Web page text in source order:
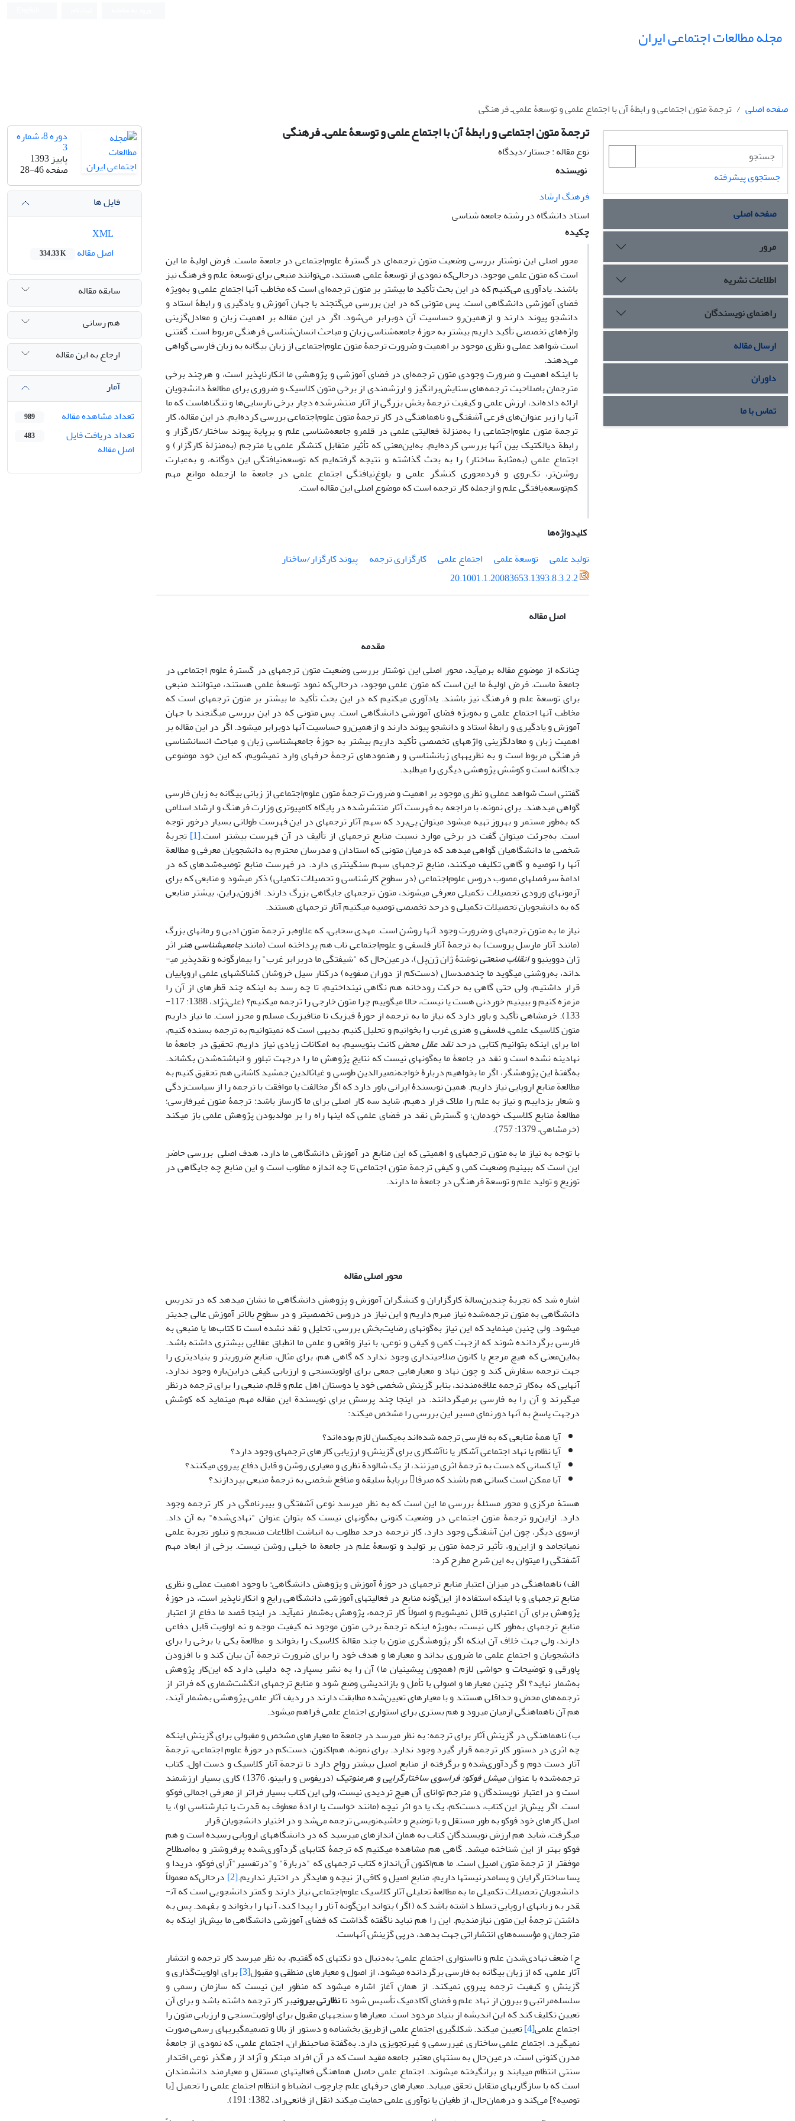
مجله مطالعات اجتماعی ایران
صفحه اصلی ترجمة متون اجتماعی و رابطۀ آن با اجتماع علمی و توسعۀ علمی‌ـ فرهنگی
ترجمة متون اجتماعی و رابطۀ آن با اجتماع علمی و توسعۀ علمی‌ـ فرهنگی
نوع مقاله : جستار/دیدگاه
نویسنده
فرهنگ ارشاد
استاد دانشگاه در رشته جامعه شناسی
چکیده
محور اصلی این نوشتار بررسی وضعیت متون ترجمه‌ای در گسترۀ علوم‌اجتماعی در جامعة ماست. فرض اولیۀ ما این
است که متون علمی موجود، در‌حالی‌که نمودی از توسعۀ علمی هستند، می‌توانند منبعی برای توسعة علم و فرهنگ نیز
باشند. یادآوری می‌کنیم که در این بحث تأکید ما بیشتر بر متون ترجمه‌ای است که مخاطب آنها اجتماع علمی و به‌ویژه
فضای آموزشی دانشگاهی است. پس متونی که در این بررسی می‌گنجند با جهان آموزش و یادگیری و رابطۀ استاد و
دانشجو پیوند دارند و ازهمین‌رو حساسیت آن دوبرابر می‌شود. اگر در این‌ مقاله بر اهمیت زبان و معادل‌گزینی
واژه‌های تخصصی تأکید داریم بیشتر به حوزۀ جامعه‌شناسی زبان و مباحث انسان‌شناسی فرهنگی مربوط است. گفتنی
است شواهد عملی و نظری موجود بر اهمیت و ضرورت ترجمۀ متون علوم‌اجتماعی از زبان بیگانه به زبان فارسی گواهی
می‌دهند.
با اینکه اهمیت و ضرورت وجودی متون ترجمه‌ای در فضای آموزشی و پژوهشی ما انکارناپذیر است، و هرچند برخی
مترجمان باصلاحیت ترجمه‌های ستایش‌برانگیز و ارزشمندی از برخی متون کلاسیک و ضروری برای مطالعۀ دانشجویان
ارائه داده‌اند، ارزش علمی و کیفیت ترجمۀ بخش بزرگی از آثار منتشرشده دچار برخی نارسایی‌ها و تنگناهاست که ما
آنها را زیر عنوان‌های فرعی آشفتگی و ناهماهنگی در کار ترجمۀ متون علوم‌اجتماعی بررسی کرده‌ایم. در این مقاله، کار
ترجمة متون علوم‌اجتماعی را به‌منزلة فعالیتی علمی در قلمرو جامعه‌شناسی علم و برپایة پیوند ساختار/کارگزار و
رابطة دیالکتیک بین آنها بررسی کرده‌ایم. به‌این‌معنی که تأثیر متقابل کنشگر علمی یا مترجم (به‌‌منزلة کارگزار) و
اجتماع علمی (به‌مثابة ساختار) را به بحث گذاشته و نتیجه گرفته‌ایم که توسعه‌نیافتگی این دوگانه، و به‌عبارت
روشن‌تر، تک‌روی و فردمحوری کنشگر علمی و بلوغ‌نیافتگی اجتماع علمی در جامعة ما ازجمله موانع مهم
کم‌توسعه‌یافتگی علم و ازجمله کار ترجمه است که موضوع اصلی این مقاله است.
کلیدواژه‌ها
تولید علمی
توسعة علمی اجتماع علمی کارگزاریِ ترجمه
پیوند کارگزار/ساختار
20.1001.1.20083653.1393.8.3.2.2
اصل مقاله
مقدمه
چنان­که از موضوع مقاله برمی­آید، محور اصلی این نوشتار بررسی وضعیت متون ترجمه­ای در گسترۀ علوم اجتماعی در
جامعة ماست. فرض اولیۀ ما این است که متون علمی موجود، درحالی‌که نمود توسعۀ علمی هستند، می­توانند منبعی
برای توسعة علم و فرهنگ نیز باشند. یادآوری می­کنیم که در این بحث تأکید ما بیشتر بر متون ترجمه­ای است که
مخاطب آنها اجتماع علمی و به‌ویژه فضای آموزشی دانشگاهی است. پس متونی که در این بررسی می­گنجند با جهان
آموزش و یادگیری و رابطۀ استاد و دانشجو پیوند دارند و ازهمین‌رو حساسیت آنها دوبرابر می­شود. اگر در این­ مقاله بر
اهمیت زبان و معادل­گزینی واژه­های تخصصی تأکید داریم بیشتر به حوزۀ جامعه­شناسی زبان و مباحث انسان­شناسی
فرهنگی مربوط است و به نظریه­های زبان­شناسی و رهنمودهای ترجمۀ حرفه­ای وارد نمی­شویم، که این خود موضوعی
جداگانه است و کوشش پژوهشی دیگری را می­طلبد.
گفتنی است شواهد عملی و نظری موجود بر اهمیت و ضرورت ترجمۀ متون علوم‌اجتماعی از زبانی بیگانه به زبان فارسی
گواهی می­دهند. برای نمونه، با مراجعه به فهرست آثار منتشرشده در پایگاه کامپیوتری وزارت فرهنگ و ارشاد اسلامی
که به‌طور مستمر و به­روز تهیه می­شود می­توان پی‌برد که سهم آثار ترجمه­ای در این فهرست طولانی بسیار درخور توجه
است. به‌جرئت می­توان گفت در برخی موارد نسبت منابع ترجمه­ای از تألیف در آن فهرست بیشتر است.[1]
تجربۀ
شخصی ما دانشگاهیان گواهی می­دهد که درمیان متونی که استادان و مدرسان محترم به دانشجویان معرفی و مطالعة
آنها را توصیه و گاهی تکلیف می­کنند، منابع ترجمه­ای سهم سنگین­تری دارد. در فهرست منابع توصیه‌شده­ای که در
ادامة سرفصل­های مصوب دروس علوم‌اجتماعی (در سطوح کارشناسی و تحصیلات تکمیلی) ذکر می­شود و منابعی که برای
آزمون­های ورودی تحصیلات تکمیلی معرفی می­شوند، متون ترجمه­ای جایگاهی بزرگ دارند. افزون‌براین، بیشتر منابعی
که به دانشجویان تحصیلات تکمیلی و درحد تخصصی توصیه می­کنیم آثار ترجمه­ای هستند.
نیاز ما به متون ترجمه­ای و ضرورت وجود آنها روشن است. مهدی سحابی، که علاوه‌بر ترجمة متون ادبی و رمان­های بزرگ
(مانند آثار مارسل پروست) به ترجمۀ آثار فلسفی و علوم‌اجتماعی ناب هم پرداخته است (مانندجامعه­شناسی هنراثر
ژان دووینیو وانقلاب صنعتینوشتۀ ژان ژن‌پل)، درعین‌حال که "شیفتگی ما دربرابر غرب" را بیمارگونه و نقدپذیر می­
داند، به‌روشنی می­گوید ما چندصدسال (دست‌کم از دوران صفویه) درکنار سیل خروشان کشاکش­های علمی اروپاییان
قرار داشتیم، ولی حتی گاهی به حرکت رودخانه هم نگاهی نینداختیم، تا چه رسد به اینکه چند قطره­ای از آن را
مزمزه کنیم و ببینیم خوردنی هست یا نیست، حالا می­گوییم چرا متون خارجی را ترجمه می­کنیم؟ (علی‌نژاد، 1388: 117-
133). خرمشاهی تأکید و باور دارد که نیاز ما به ترجمه از حوزۀ فیزیک تا متافیزیک مسلم و محرز است. ما نیاز داریم
متون کلاسیک علمی، فلسفی و هنری غرب را بخوانیم و تحلیل کنیم. بدیهی است که نمی­توانیم به ترجمه بسنده کنیم،
اما برای اینکه بتوانیم کتابی درحدنقد عقل محضکانت بنویسیم، به امکانات زیادی نیاز داریم. تحقیق در جامعۀ ما
نهادینه نشده است و نقد در جامعۀ ما به‌گونه­ای نیست که نتایج پژوهش ما را درجهت تبلور و انباشته‌شدن بکشاند.
به‌گفتۀ این پژوهشگر، اگر ما بخواهیم دربارۀ خواجه‌نصیرالدین طوسی و غیاث­الدین جمشید کاشانی هم تحقیق کنیم به
مطالعة منابع اروپایی نیاز داریم. همین نویسندۀ ایرانی باور دارد که اگر مخالفت یا موافقت با ترجمه را از سیاست‌زدگی
و شعار بزداییم و نیاز به علم را ملاک قرار دهیم، شاید سه کار اصلی برای ما کارساز باشد: ترجمۀ متون غیرفارسی؛
مطالعۀ منابع کلاسیک خودمان؛ و گسترش نقد در فضای علمی که اینها راه را بر مولدبودن پژوهش علمی باز می­کند
(خرمشاهی، 1379: 757).
با توجه به نیاز ما به متون ترجمه­ای و اهمیتی که این منابع در آموزش دانشگاهی ما دارد، هدف اصلی بررسی حاضر
این است که ببینیم وضعیت کمی و کیفی ترجمة متون اجتماعی تا چه اندازه مطلوب است و این منابع چه جایگاهی در
توزیع و تولید علم و توسعة فرهنگی در جامعۀ ما دارند.
محور اصلی مقاله
اشاره شد که تجربۀ چندین‌سالة کارگزاران و کنشگران آموزش و پژوهش دانشگاهی ما نشان می­دهد که در تدریس
دانشگاهی به متون ترجمه‌شده نیاز مبرم داریم و این نیاز در دروس تخصصی­تر و در سطوح بالاتر آموزش عالی جدی­تر
می­شود. ولی چنین می­نماید که این نیاز به‌گونه­ای رضایت‌بخش بررسی، تحلیل و نقد نشده است تا کتاب‌ها یا منبعی به
فارسی برگردانده شوند که ازجهت کمی و کیفی و نوعی، با نیاز واقعی و علمی ما انطباق عقلایی بیشتری داشته باشد.
به‌این‌معنی که هیچ مرجع یا کانون صلاحیت­داری وجود ندارد که گاهی هم، برای مثال، منابع ضروری­تر و بنیادی­تری را
جهت ترجمه سفارش کند و چون نهاد و معیارهایی جمعی برای اولویت­سنجی و ارزیابی کیفی دراین‌باره وجود ندارد،
آنهایی که به‌کار ترجمه علاقه‌مندند، بنابر گزینش شخصی خود یا دوستان اهل علم و قلم، منبعی را برای ترجمه درنظر
می­گیرند و آن را به فارسی برمی­گردانند. در اینجا چند پرسش برای نویسندة این مقاله مهم می­نماید که کوشش
درجهت پاسخ­ به آنها دورنمای مسیر این بررسی را مشخص می­کند:
آیا همۀ منابعی که به فارسی ترجمه شده‌اند به‌یکسان لازم بوده‌اند؟
آیا نظام یا نهاد اجتماعی آشکار یا ناآشکاری برای گزینش و ارزیابی کارهای ترجمه­ای وجود دارد؟
آیا کسانی که دست به ترجمۀ اثری می­زنند، از یک شالودة نظری و معیاری روشن و قابل دفاع پیروی می­کنند؟
آیا ممکن است کسانی هم باشند که صرفا برپایۀ سلیقه و منافع شخصی به ترجمۀ منبعی بپردازند؟
هستة مرکزی و محور مسئلۀ بررسی ما این است که به نظر می­رسد نوعی آشفتگی و بی­برنامگی در کار ترجمه وجود
دارد. ازاین‌رو ترجمۀ متون اجتماعی در وضعیت کنونی به‌گونه­ای نیست که بتوان عنوان "نهادی‌شده" به آن داد.
ازسوی دیگر، چون این آشفتگی وجود دارد، کار ترجمه درحد مطلوب به انباشت اطلاعات منسجم و تبلور تجربة علمی
نمی­انجامد و ازاین‌رو، تأثیر ترجمة متون بر تولید و توسعۀ علم در جامعة ما خیلی روشن نیست. برخی از ابعاد مهم
آشفتگی را می­توان به این شرح مطرح کرد:
الف) ناهماهنگی در میزان اعتبار منابع ترجمه­ای در حوزۀ آموزش و پژوهش دانشگاهی: با وجود اهمیت عملی و نظری
منابع ترجمه­ای و با اینکه استفاده از این‌گونه منابع در فعالیت­های آموزشی دانشگاهی رایج و انکارناپذیر است، در حوزۀ
پژوهش برای آن اعتباری قائل نمی­شویم و اصولاً کار ترجمه، پژوهش به‌شمار نمی­آید. در اینجا قصد ما دفاع از اعتبار
منابع ترجمه­ای به‌طور کلی نیست، به‌ویژه اینکه ترجمة برخی متون موجود نه کیفیت موجه و نه اولویت قابل دفاعی
دارند، ولی جهت خلاف آن اینکه اگر پژوهشگری متون یا چند مقالة کلاسیک را بخواند و مطالعة یکی یا برخی را برای
دانشجویان و اجتماع علمی ما ضروری بداند و معیارها و هدف خود را برای ضرورت ترجمة آن بیان کند و با افزودن
پاورقی و توضیحات و حواشی لازم (همچون پیشینیان ما) آن را به نشر بسپارد، چه دلیلی دارد که این‌کار پژوهش
به‌شمار نیاید؟ اگر چنین معیارها و اصولی با تأمل و بازاندیشی وضع شود و منابع ترجمه­ای انگشت‌شماری که فراتر از
ترجمه‌های محض و حداقلی هستند و با معیارهای تعیین‌شده مطابقت دارند در ردیف آثار علمی‌ـ‌پژوهشی به‌شمار آیند،
هم آن ناهماهنگی ازمیان می­رود و هم بستری برای استواری اجتماع علمی فراهم می­شود.
ب) ناهماهنگی در گزینش آثار برای ترجمه: به نظر می­رسد در جامعة ما معیارهای مشخص و مقبولی برای گزینش اینکه
چه اثری در دستور کار ترجمه قرار گیرد وجود ندارد. برای نمونه، هم‌اکنون، دست‌کم در حوزۀ علوم اجتماعی، ترجمة
آثار دست دوم و گردآوری‌شده و برگرفته از منابع اصیل بیشتر رواج دارد تا ترجمة آثار کلاسیک و دست اول. کتاب
ترجمه‌شده با عنوانمیشل فوکو: فراسوی ساختارگرایی و هرمنوتیک
(دریفوس و رابینو، 1376) کاری بسیار ارزشمند
است و در اعتبار نویسندگان و مترجم توانای آن هیچ تردیدی نیست، ولی این کتاب بسیار فراتر از معرفی اجمالی فوکو
است. اگر پیش‌از این کتاب، دست‌کم، یک یا دو اثر نیچه (مانند خواست یا ارادۀ معطوف به قدرت یا تبارشناسی او)، یا
اصل کارهای خود فوکو به طور مستقل و با توضیح و حاشیه‌نویسی ترجمه می‌شد و در اختیار دانشجویان قرار
می­گرفت، شاید هم ارزش نویسندگان کتاب به همان اندازه­ای می­رسید که در دانشگاه­های اروپایی رسیده است و هم
فوکو بهتر از این شناخته می­شد. گاهی هم مشاهده می­کنیم که ترجمۀ کتاب­های گردآوری‌شده پرفروش­تر و به‌اصطلاح
موفق­تر از ترجمة متون اصیل است. ما هم‌اکنون آن‌اندازه کتاب ترجمه­ای که "دربارة" و"درتفسیر"آرای فوکو، دریدا و
پسا ساختارگرایان و پسامدرنیست­ها داریم، منابع اصیل و کافی از نیچه و هایدگر در اختیار نداریم.[2] درحالی‌که معمولاً
دانشجویان تحصیلات تکمیلی ما به مطالعۀ تحلیلی آثار کلاسیک علوم‌اجتماعی نیاز دارند و کمتر دانشجویی است که آن­
قدر به زبان­های اروپایی تسلط داشته باشد که (اگر) بتواند این‌گونه آثار را پیدا کند، آنها را بخواند و بفهمد. پس به
داشتن ترجمۀ این متون نیازمندیم. این را هم نباید ناگفته گذاشت که فضای آموزشی دانشگاهی ما بیش‌از اینکه به
مترجمان و مؤسسه‌های انتشاراتی جهت بدهد، درپی گزینش آنهاست.
ج) ضعف نهادی‌شدن علم و نااستواری اجتماع علمی: به‌دنبال دو نکته­ای که گفتیم، به نظر می­رسد کار ترجمه و انتشار
آثار علمی، که از زبان بیگانه به فارسی برگردانده می­شود، از اصول و معیارهای منطقی و مقبول[3] برای اولویت‌گذاری و
گزینش و کیفیت ترجمه پیروی نمی­کند. از همان آغاز اشاره می­شود که منظور این نیست که سازمان رسمی و
سلسله‌مراتبی و بیرون از نهاد علم و فضای آکادمیک تأسیس شود تانظارتی بیرونیبر کار ترجمه داشته باشد و برای آن
تعیین تکلیف کند که این اندیشه از بنیاد مردود است. معیارها و سنجه­های مقبول برای اولویت‌سنجی و ارزیابی متون را
اجتماع علمی[4] تعیین می­کند. شکل­گیری اجتماع علمی ازطریق بخش­نامه و دستور از بالا و تصمیم­گیری­های رسمی صورت
نمی­گیرد. اجتماع علمی ساختاری غیررسمی و غیرتجویزی دارد. به‌گفتة صاحب­نظران، اجتماع علمی، که نمودی از جامعۀ
مدرن کنونی است، درعین‌حال به سنت­های معتبر جامعه مقید است که در آن افراد مبتکر و آزاد از رهگذر نوعی اقتدار
سنتی انتظام می­یابند و برانگیخته می­شوند. اجتماع علمی حاصل هماهنگی فعالیت­های مستقل و معیارمند دانشمندان
است که با سازگاری­های متقابل تحقق می­یابد. معیارهای حرفه­ای علم چارچوب انضباط و انتظام اجتماع علمی را تحمیل [یا
توصیه؟] می‌کند و درهمان‌حال، از طغیان یا نوآوری علمی حمایت می­کند (نقل از قانعی‌راد، 1382: 191).
دوره 8، شماره
3
پاییز 1393
صفحه28-46
فایل ها
اصل مقاله
334.33 K
سابقه مقاله
هم رسانی
ارجاع به این مقاله
آمار
تعداد مشاهده مقاله
989
تعداد دریافت فایل
اصل مقاله
483
جستجوی پیشرفته
صفحه اصلی
مرور
اطلاعات نشریه
راهنمای نویسندگان
ارسال مقاله
داوران
تماس با ما